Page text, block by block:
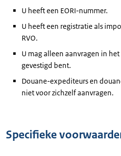
U heeft een EORI-nummer.
U heeft een registratie als
RVO.
U mag alleen aanvragen in
gevestigd bent.
Douane-expediteurs en
niet voor zichzelf aanvragen.
Specifieke